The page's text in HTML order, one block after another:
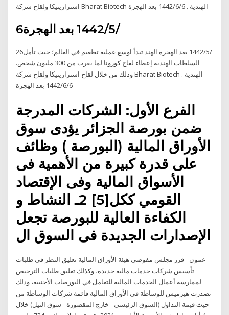
استرازينيكا ولقاح شركة Bharat Biotech الهندية . 6‏‏/6‏‏/1442 بعد الهجرة
6‏‏/5‏‏/1442 بعد الهجرة
26‏‏/5‏‏/1442 بعد الهجرة الهند تبدأ اوسع عملية تطعيم في العالم؛ حيث تأمل
السلطات الهندية إعطاء لقاح كورونا لما يقرب من 300 مليون شخص.
وذلك من خلال لقاح استرازينيكا ولقاح شركة Bharat Biotech الهندية .
6‏‏/6‏‏/1442 بعد الهجرة
الفرع الأول: الشركات المدرجة
ضمن بورصة الجزائر يؤدى سوق
الأوراق المالية (البورصة ) وظائف
على قدرة كبيرة من الأهمية فى
الأسواق المالية وفى الإقتصاد
القومي ككل[5] 2ـ النشاط و
الكفاءة العالية للبورصة تجعل
الإصدارات الجديدة فى السوق ال
عمون - قرر مجلس مفوضي هيئة الأوراق المالية تعليق النظر في طلبات
تأسيس شركات خدمات مالية جديدة، وكذلك تعليق طلبات الترخيص
لممارسة أعمال الخدمات المالية للتعامل في البورصات الأجنبية، وذلك
تصدرت هيرميس للوساطة في الأوراق المالية قائمة شركات الوساطة من
حيث قيمة التداول (السوق الرئيسي - خارج المقصورة - سوق النيل) خلال